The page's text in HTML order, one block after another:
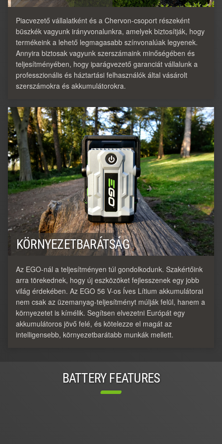
Piacvezető vállalatként és a Chervon-csoport részeként
büszkék vagyunk irányvonalunkra, amelyek biztosítják, hogy
termékeink a lehető legmagasabb színvonalúak legyenek.
Annyira biztosak vagyunk szerszámaink minőségében és
teljesítményében, hogy iparágvezető garanciát vállalunk a
professzionális és háztartási felhasználók által vásárolt
szerszámokra és akkumulátorokra.
KÖRNYEZETBARÁTSÁG
Az EGO-nál a teljesítményen túl gondolkodunk. Szakértőink
arra törekednek, hogy új eszközöket fejlesszenek egy jobb
világ érdekében. Az EGO 56 V-os Íves Lítium akkumulátorai
nem csak az üzemanyag-teljesítményt múlják felül, hanem a
környezetet is kímélik. Segítsen elvezetni Európát egy
akkumulátoros jövő felé, és kötelezze el magát az
intelligensebb, környezetbarátabb munkák mellett.
BATTERY FEATURES